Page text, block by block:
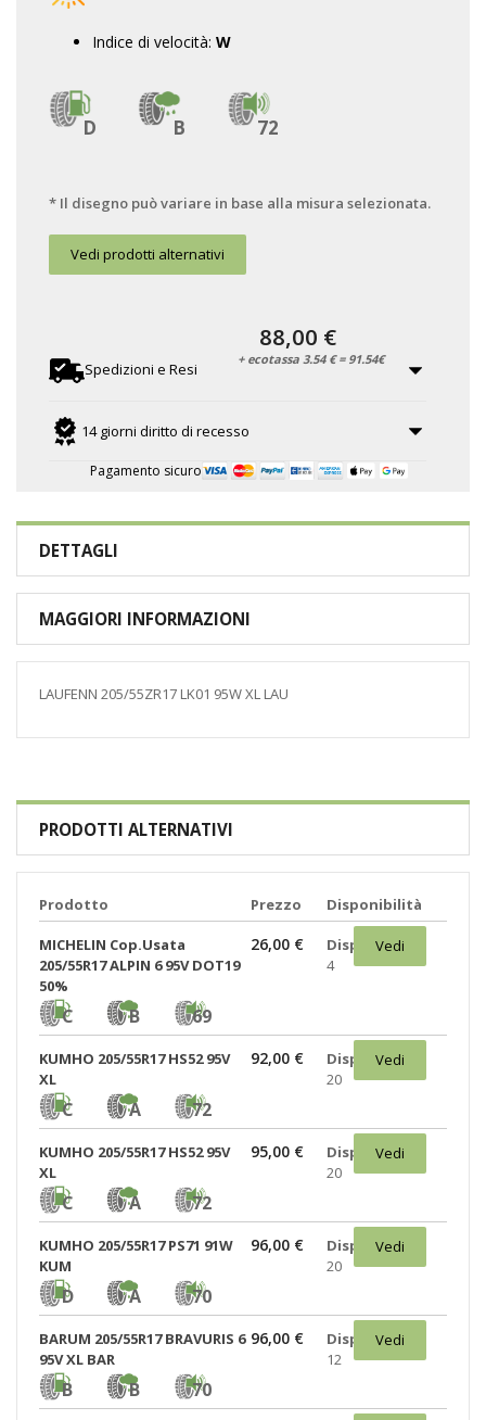
Indice di velocità: W
D B 72
* Il disegno può variare in base alla misura selezionata.
Vedi prodotti alternativi
Spedizioni e Resi
14 giorni diritto di recesso
Pagamento sicuro
88,00 €
+ ecotassa 3.54 € = 91.54€
DETTAGLI
MAGGIORI INFORMAZIONI
LAUFENN 205/55ZR17 LK01 95W XL LAU
PRODOTTI ALTERNATIVI
Prodotto Prezzo Disponibilità
MICHELIN Cop.Usata
205/55R17 ALPIN 6 95V DOT19
50%
C B 69
26,00 €
Disponibili:
4
Vedi
KUMHO 205/55R17 HS52 95V
XL
C A 72
92,00 €
Disponibili:
20
Vedi
KUMHO 205/55R17 HS52 95V
XL
C A 72
95,00 €
Disponibili:
20
Vedi
KUMHO 205/55R17 PS71 91W
KUM
D A 70
96,00 €
Disponibili:
20
Vedi
BARUM 205/55R17 BRAVURIS 6
95V XL BAR
B B 70
96,00 €
Disponibili:
12
Vedi